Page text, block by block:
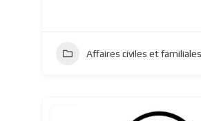
Affaires civiles et familiales